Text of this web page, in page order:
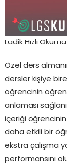
Ladik Hızlı
Özel ders
dersler kişiye
öğrencinin
anlaması
içeriği
daha etkili bir
ekstra çalışma
performansını